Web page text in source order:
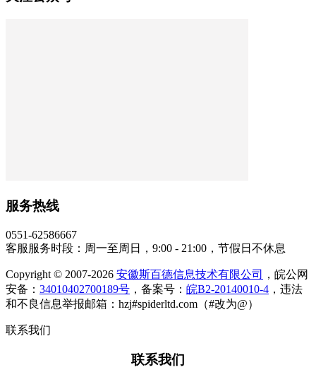
服务热线
0551-62586667
客服服务时段：周一至周日，9:00 - 21:00，节假日不休息
Copyright © 2007-2026 安徽斯百德信息技术有限公司
，皖公网
安备： 34010402700189号 ，备案号： 皖B2-20140010-4 ，违法
和不良信息举报邮箱：hzj#spiderltd.com（#改为@）
联系我们
联系我们